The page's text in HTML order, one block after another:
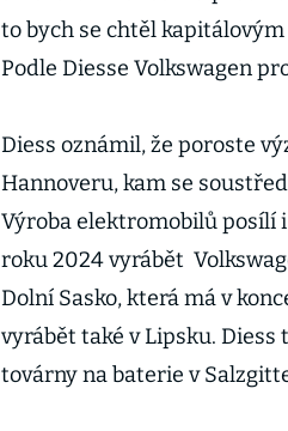
to bych se chtěl
Podle Diesse Volkswagen
Diess oznámil, že poroste
Hannoveru, kam se
Výroba elektromobilů posílí
roku 2024 vyrábět
Dolní Sasko, která má v
vyrábět také v Lipsku.
továrny na baterie v